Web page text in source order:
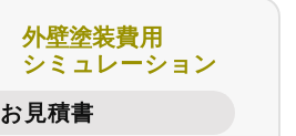
外壁塗装費用
シミュレーション
お見積書